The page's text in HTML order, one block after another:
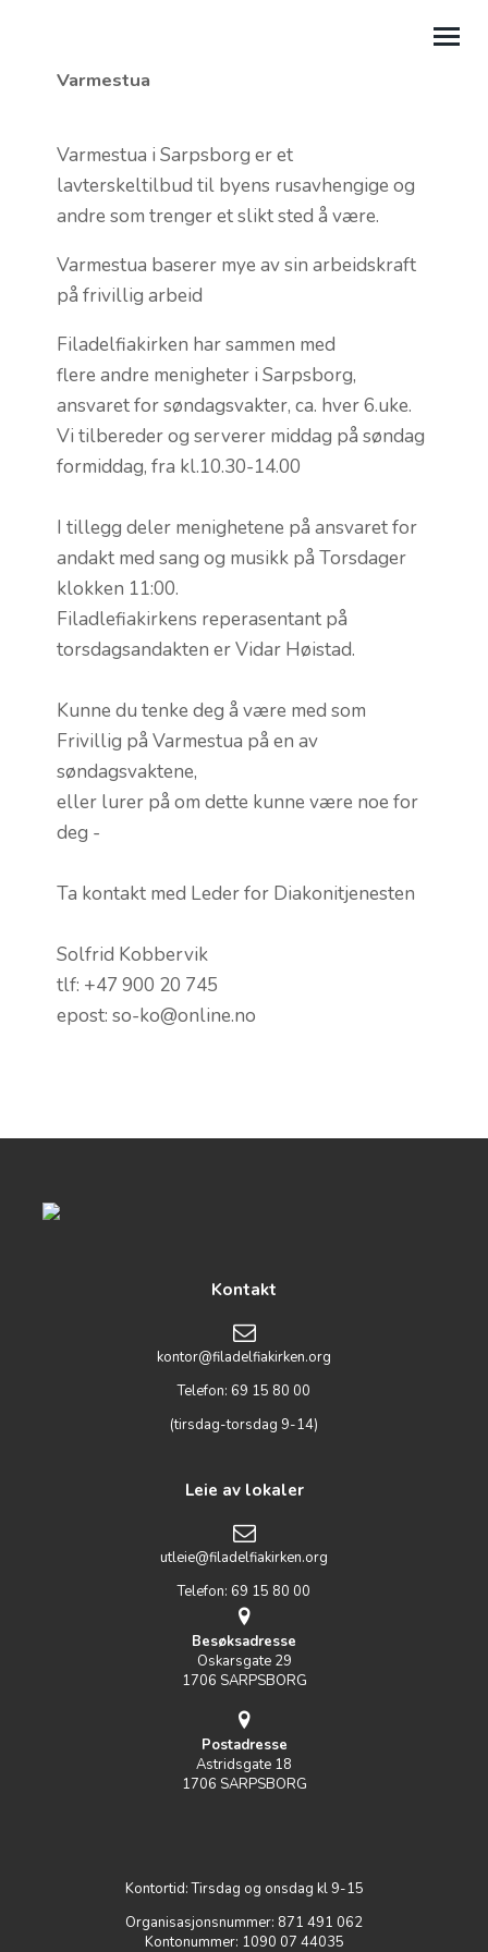
KALENDER
BLI MED
.
Varmestua
Varmestua i Sarpsborg er et
lavterskeltilbud til byens rusavhengige og
andre som trenger et slikt sted å være.
Varmestua baserer mye av sin arbeidskraft
på frivillig arbeid
Filadelfiakirken har sammen med
flere andre menigheter i Sarpsborg,
ansvaret for søndagsvakter, ca. hver 6.uke.
Vi tilbereder og serverer middag på søndag
formiddag, fra kl.10.30-14.00
I tillegg deler menighetene på ansvaret for
andakt med sang og musikk på Torsdager
klokken 11:00.
Filadlefiakirkens reperasentant på
torsdagsandakten er Vidar Høistad.
Kunne du tenke deg å være med som
Frivillig på Varmestua på en av
søndagsvaktene,
eller lurer på om dette kunne være noe for
deg -
Ta kontakt med Leder for Diakonitjenesten
Solfrid Kobbervik
tlf: +47 900 20 745
epost: so-ko@online.no
Kontakt
kontor@filadelfiakirken.org
Telefon: 69 15 80 00
(tirsdag-torsdag 9-14)
Leie av lokaler
utleie@filadelfiakirken.org
Telefon: 69 15 80 00
Besøksadresse
Oskarsgate 29
1706 SARPSBORG
Postadresse
Astridsgate 18
1706 SARPSBORG
Kontortid: Tirsdag og onsdag kl 9-15
Organisasjonsnummer: 871 491 062
Kontonummer: 1090 07 44035